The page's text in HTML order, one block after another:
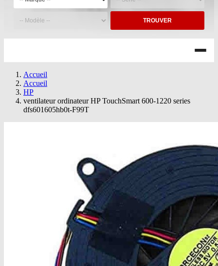
TROUVER
Accueil
Accueil
HP
ventilateur ordinateur HP TouchSmart 600-1220 series
dfs601605hb0t-F99T